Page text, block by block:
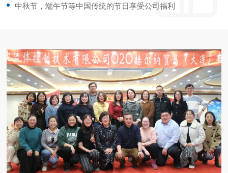
中秋节，端午节等中国传统的节日享受公司福利